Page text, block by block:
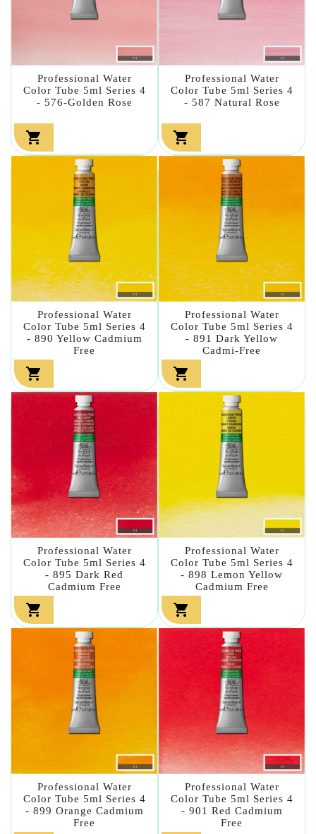
Professional Water
Color Tube 5ml Series 4
- 576-Golden Rose

Professional Water
Color Tube 5ml Series 4
- 587 Natural Rose

Professional Water
Color Tube 5ml Series 4
- 890 Yellow Cadmium
Free

Professional Water
Color Tube 5ml Series 4
- 891 Dark Yellow
Cadmi-Free

Professional Water
Color Tube 5ml Series 4
- 895 Dark Red
Cadmium Free

Professional Water
Color Tube 5ml Series 4
- 898 Lemon Yellow
Cadmium Free

Professional Water
Color Tube 5ml Series 4
- 899 Orange Cadmium
Free
Professional Water
Color Tube 5ml Series 4
- 901 Red Cadmium
Free